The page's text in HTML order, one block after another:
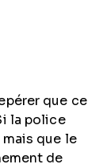
que ce
la police
mais que le
de